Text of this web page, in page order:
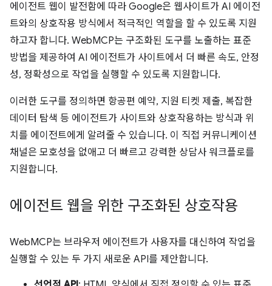
에이전트 웹이 발전함에 따라 Google은 웹사이트가 AI 에이전
트와의 상호작용 방식에서 적극적인 역할을 할 수 있도록 지원
하고자 합니다. WebMCP는 구조화된 도구를 노출하는 표준
방법을 제공하여 AI 에이전트가 사이트에서 더 빠른 속도, 안정
성, 정확성으로 작업을 실행할 수 있도록 지원합니다.
이러한 도구를 정의하면 항공편 예약, 지원 티켓 제출, 복잡한
데이터 탐색 등 에이전트가 사이트와 상호작용하는 방식과 위
치를 에이전트에게 알려줄 수 있습니다. 이 직접 커뮤니케이션
채널은 모호성을 없애고 더 빠르고 강력한 상담사 워크플로를
지원합니다.
에이전트 웹을 위한 구조화된 상호작용
WebMCP는 브라우저 에이전트가 사용자를 대신하여 작업을
실행할 수 있는 두 가지 새로운 API를 제안합니다.